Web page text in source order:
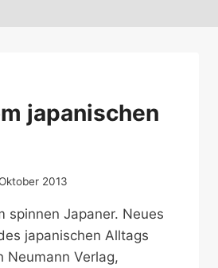
japanischen
2013
spinnen Japaner. Neues
japanischen Alltags
Neumann Verlag,